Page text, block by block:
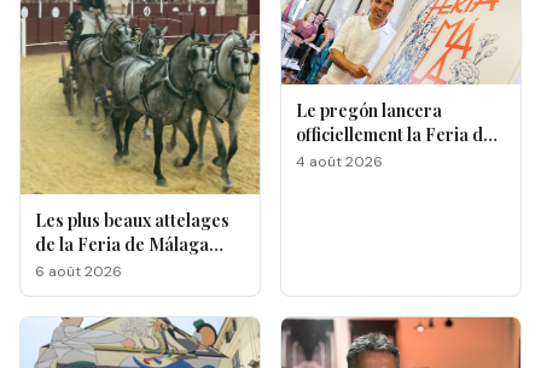
Les plus beaux attelages
de la Feria de Málaga
s'affrontent à La
Malagueta
6 août 2026
Le pregón lancera
officiellement la Feria de
Málaga 2026
4 août 2026